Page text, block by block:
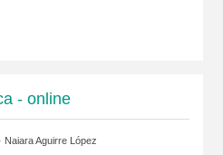
- online
Naiara Aguirre López